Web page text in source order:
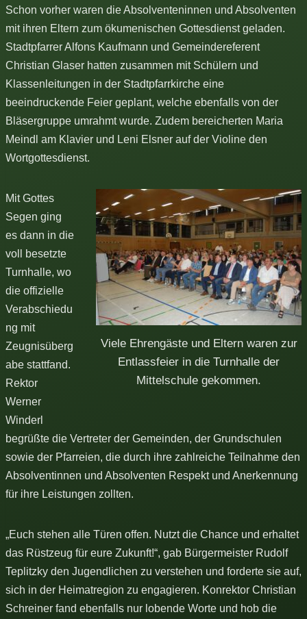
Schon vorher waren die Absolventeninnen und Absolventen
mit ihren Eltern zum ökumenischen Gottesdienst geladen.
Stadtpfarrer Alfons Kaufmann und Gemeindereferent
Christian Glaser hatten zusammen mit Schülern und
Klassenleitungen in der Stadtpfarrkirche eine
beeindruckende Feier geplant, welche ebenfalls von der
Bläsergruppe umrahmt wurde. Zudem bereicherten Maria
Meindl am Klavier und Leni Elsner auf der Violine den
Wortgottesdienst.
Viele Ehrengäste und Eltern waren zur
Entlassfeier in die Turnhalle der
Mittelschule gekommen.
Mit Gottes
Segen ging
es dann in die
voll besetzte
Turnhalle, wo
die offizielle
Verabschiedu
ng mit
Zeugnisüberg
abe stattfand.
Rektor
Werner
Winderl
begrüßte die Vertreter der Gemeinden, der Grundschulen
sowie der Pfarreien, die durch ihre zahlreiche Teilnahme den
Absolventinnen und Absolventen Respekt und Anerkennung
für ihre Leistungen zollten.
„Euch stehen alle Türen offen. Nutzt die Chance und erhaltet
das Rüstzeug für eure Zukunft!“, gab Bürgermeister Rudolf
Teplitzky den Jugendlichen zu verstehen und forderte sie auf,
sich in der Heimatregion zu engagieren. Konrektor Christian
Schreiner fand ebenfalls nur lobende Worte und hob die